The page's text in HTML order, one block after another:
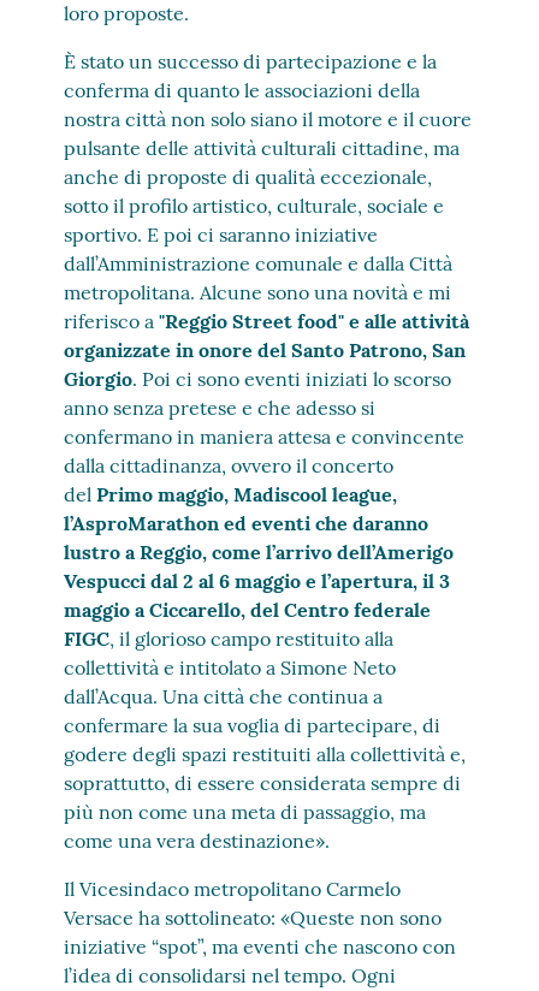
loro proposte.
È stato un successo di partecipazione e la
conferma di quanto le associazioni della
nostra città non solo siano il motore e il cuore
pulsante delle attività culturali cittadine, ma
anche di proposte di qualità eccezionale,
sotto il profilo artistico, culturale, sociale e
sportivo. E poi ci saranno iniziative
dall’Amministrazione comunale e dalla Città
metropolitana. Alcune sono una novità e mi
riferisco a"Reggio Street food" e alle attività
organizzate in onore del Santo Patrono, San
Giorgio. Poi ci sono eventi iniziati lo scorso
anno senza pretese e che adesso si
confermano in maniera attesa e convincente
dalla cittadinanza, ovvero il concerto
delPrimo maggio, Madiscool league,
l’AsproMarathon ed eventi che daranno
lustro a Reggio, come l’arrivo dell’Amerigo
Vespucci dal 2 al 6 maggio e l’apertura, il 3
maggio a Ciccarello, del Centro federale
FIGC, il glorioso campo restituito alla
collettività e intitolato a Simone Neto
dall’Acqua. Una città che continua a
confermare la sua voglia di partecipare, di
godere degli spazi restituiti alla collettività e,
soprattutto, di essere considerata sempre di
più non come una meta di passaggio, ma
come una vera destinazione».
Il Vicesindaco metropolitano Carmelo
Versace ha sottolineato: «Queste non sono
iniziative “spot”, ma eventi che nascono con
l’idea di consolidarsi nel tempo. Ogni